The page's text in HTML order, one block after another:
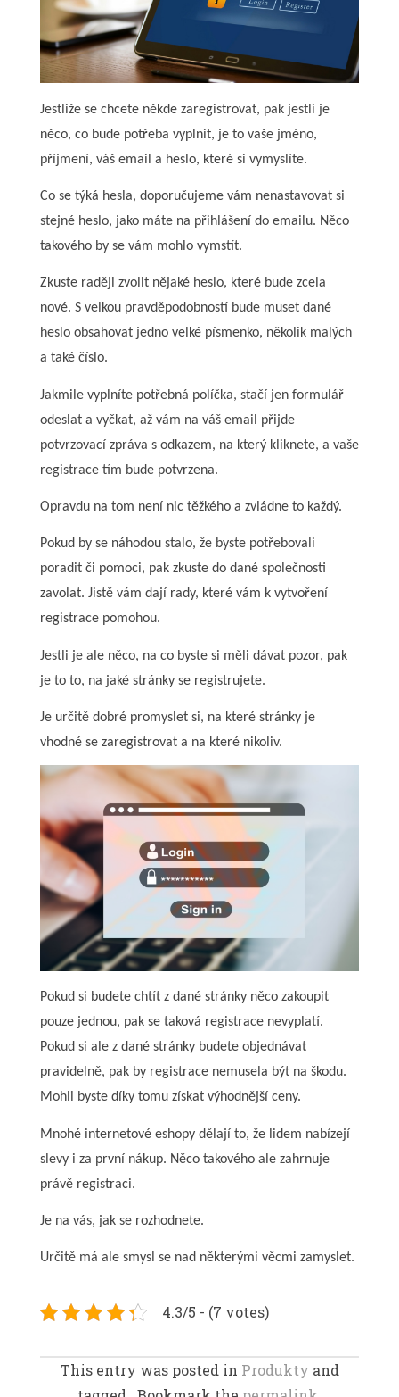
Jestliže se chcete někde zaregistrovat, pak jestli je
něco, co bude potřeba vyplnit, je to vaše jméno,
příjmení, váš email a heslo, které si vymyslíte.
Co se týká hesla, doporučujeme vám nenastavovat si
stejné heslo, jako máte na přihlášení do emailu. Něco
takového by se vám mohlo vymstít.
Zkuste raději zvolit nějaké heslo, které bude zcela
nové. S velkou pravděpodobností bude muset dané
heslo obsahovat jedno velké písmenko, několik malých
a také číslo.
Jakmile vyplníte potřebná políčka, stačí jen formulář
odeslat a vyčkat, až vám na váš email přijde
potvrzovací zpráva s odkazem, na který kliknete, a vaše
registrace tím bude potvrzena.
Opravdu na tom není nic těžkého a zvládne to každý.
Pokud by se náhodou stalo, že byste potřebovali
poradit či pomoci, pak zkuste do dané společnosti
zavolat. Jistě vám dají rady, které vám k vytvoření
registrace pomohou.
Jestli je ale něco, na co byste si měli dávat pozor, pak
je to to, na jaké stránky se registrujete.
Je určitě dobré promyslet si, na které stránky je
vhodné se zaregistrovat a na které nikoliv.
Pokud si budete chtít z dané stránky něco zakoupit
pouze jednou, pak se taková registrace nevyplatí.
Pokud si ale z dané stránky budete objednávat
pravidelně, pak by registrace nemusela být na škodu.
Mohli byste díky tomu získat výhodnější ceny.
Mnohé internetové eshopy dělají to, že lidem nabízejí
slevy i za první nákup. Něco takového ale zahrnuje
právě registraci.
Je na vás, jak se rozhodnete.
Určitě má ale smysl se nad některými věcmi zamyslet.
4.3/5 - (7 votes)
This entry was posted in Produkty and